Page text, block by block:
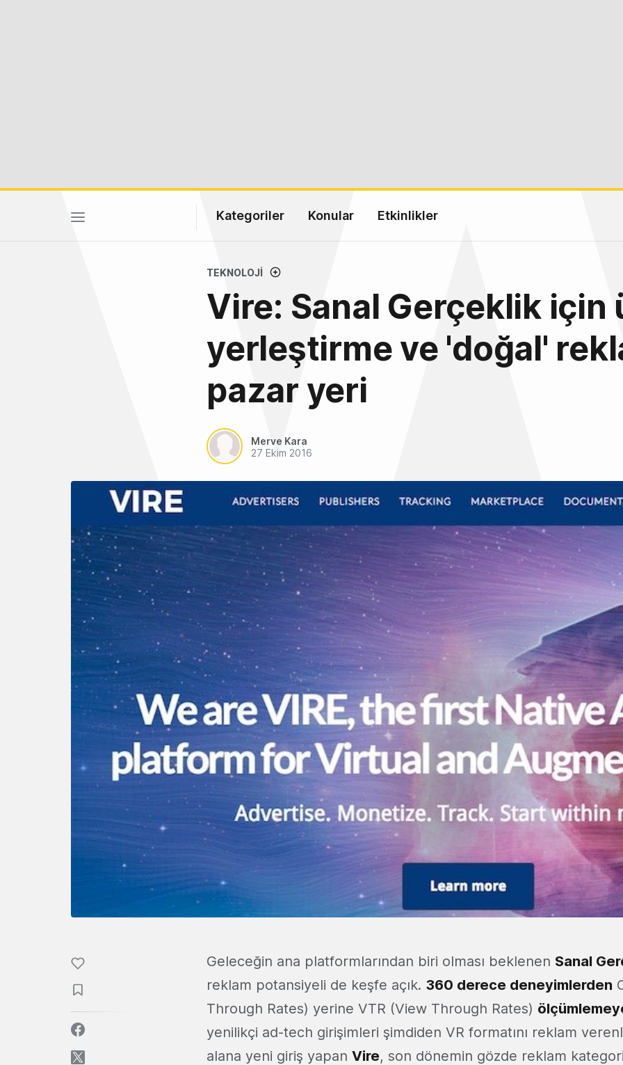
Kategoriler Konular Etkinlikler
TEKNOLOJI
Vire: Sanal Gerçeklik için
yerleştirme ve 'doğal'
pazar yeri
Merve Kara
27 Ekim 2016
Geleceğin ana platformlarından biri olması beklenen Sanal
reklam potansiyeli de keşfe açık. 360 derece deneyimlerden
Through Rates) yerine VTR (View Through Rates)
yenilikçi ad-tech girişimleri şimdiden VR formatını reklam
alana yeni giriş yapan Vire, son dönemin gözde reklam